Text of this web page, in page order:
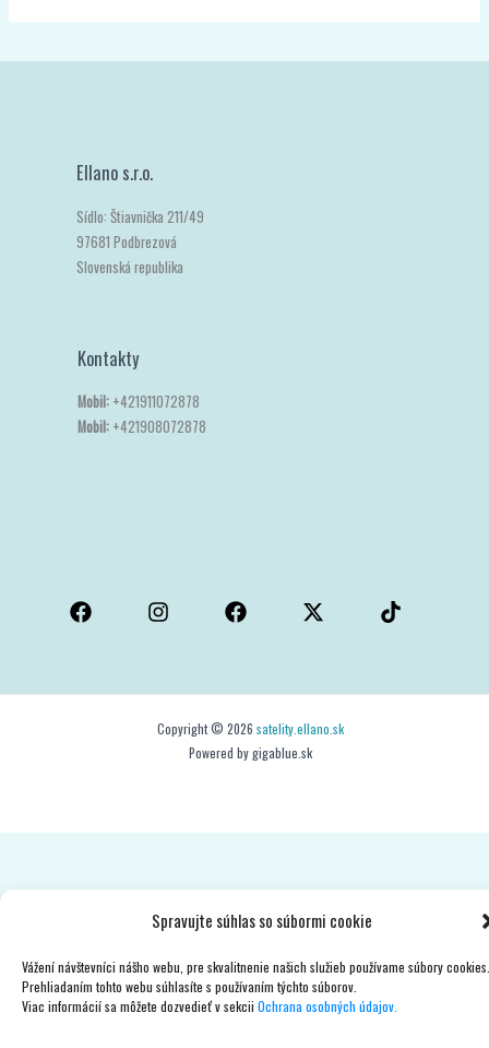
Spravujte súhlas so súbormi cookie
Vážení návštevníci nášho webu, pre skvalitnenie našich služieb používame súbory cookies.
Prehliadaním tohto webu súhlasíte s používaním týchto súborov.
Viac informácií sa môžete dozvedieť v sekcii Ochrana osobných údajov.
Ellano s.r.o.
Sídlo: Štiavnička 211/49
97681 Podbrezová
Slovenská republika
Kontakty
Mobil: +421911072878
Mobil: +421908072878
Copyright © 2026 satelity.ellano.sk
Powered by gigablue.sk